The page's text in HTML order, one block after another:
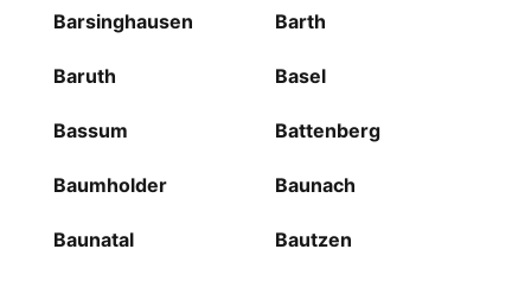
Barsinghausen Barth
Baruth Basel
Bassum Battenberg
Baumholder Baunach
Baunatal Bautzen